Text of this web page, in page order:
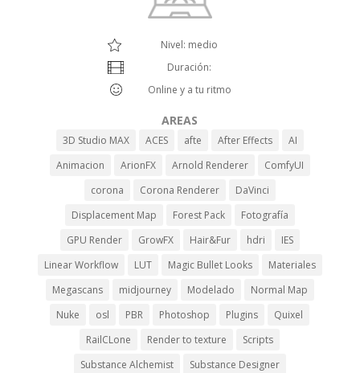
Nivel: medio
Duración:
Online y a tu ritmo
AREAS
3D Studio MAX ACES afte After Effects
AI
Animacion
ArionFX Arnold Renderer
ComfyUI
corona
Corona Renderer
DaVinci
Displacement Map
Forest Pack
Fotografía
GPU Render
GrowFX Hair&Fur hdri
IES
Linear Workflow
LUT Magic Bullet Looks
Materiales
Megascans
midjourney Modelado
Normal Map
Nuke
osl PBR Photoshop Plugins
Quixel
RailCLone
Render to texture
Scripts
Substance Alchemist
Substance Designer